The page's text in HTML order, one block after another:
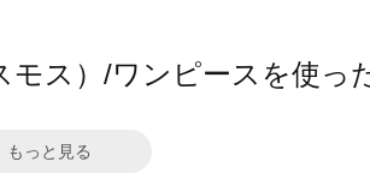
モス）/ワンピースを使っ
もっと見る